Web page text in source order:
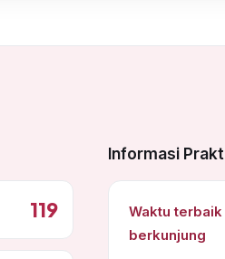
119
Informasi
Waktu terbaik
berkunjung